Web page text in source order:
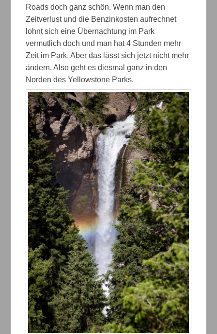
Roads doch ganz schön. Wenn man den
Zeitverlust und die Benzinkosten aufrechnet
lohnt sich eine Übernachtung im Park
vermutlich doch und man hat 4 Stunden mehr
Zeit im Park. Aber das lässt sich jetzt nicht mehr
ändern. Also geht es diesmal ganz in den
Norden des Yellowstone Parks.